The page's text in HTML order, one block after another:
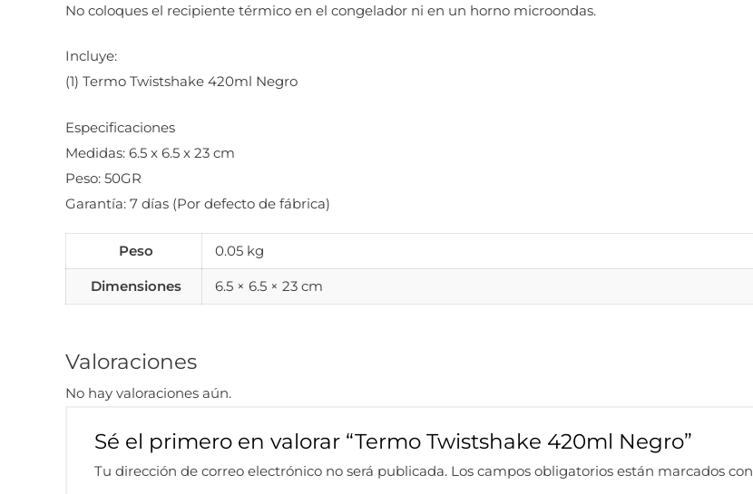
No coloques el recipiente térmico en el congelador ni en un horno microondas.
Incluye:
(1) Termo Twistshake 420ml Negro
Especificaciones
Medidas: ‎6.5 x 6.5 x 23 cm
Peso: 50GR
Garantía: 7 días (Por defecto de fábrica)
Peso 0.05 kg
Dimensiones 6.5 × 6.5 × 23 cm
Valoraciones
No hay valoraciones aún.
Sé el primero en valorar “Termo Twistshake 420ml Negro”
Tu dirección de correo electrónico no será publicada. Los campos obligatorios están marcados con